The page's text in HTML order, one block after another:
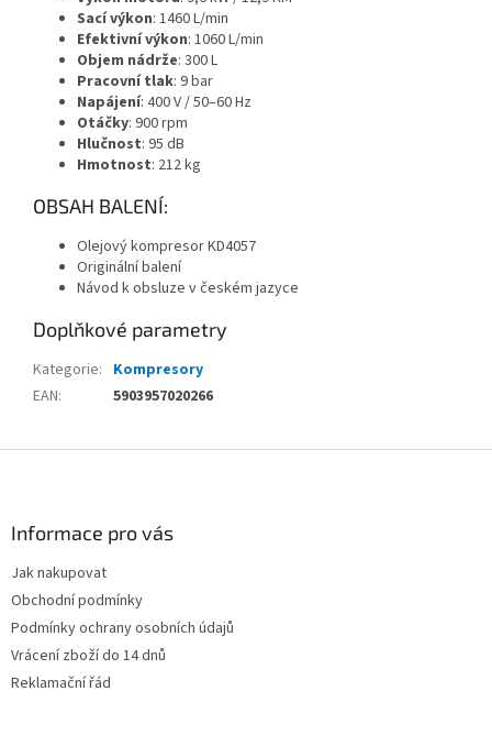
Sací výkon: 1460 L/min
Efektivní výkon: 1060 L/min
Objem nádrže: 300 L
Pracovní tlak: 9 bar
Napájení: 400 V / 50–60 Hz
Otáčky: 900 rpm
Hlučnost: 95 dB
Hmotnost: 212 kg
OBSAH BALENÍ:
Olejový kompresor KD4057
Originální balení
Návod k obsluze v českém jazyce
Doplňkové parametry
Kategorie: Kompresory
EAN: 5903957020266
Informace pro vás
Jak nakupovat
Obchodní podmínky
Podmínky ochrany osobních údajů
Vrácení zboží do 14 dnů
Reklamační řád